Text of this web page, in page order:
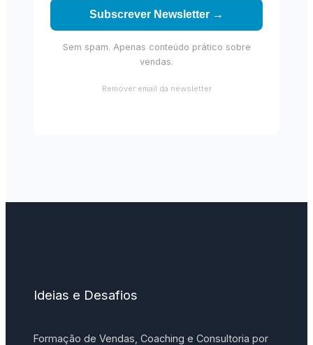
Subscrever Newsletter →
Sem spam. Apenas conteúdo prático sobre
vendas.
Remover email da newsletter
Ideias e Desafios
Formação de Vendas, Coaching e Consultoria por